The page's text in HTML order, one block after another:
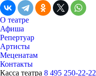
О театре
Афиша
Репертуар
Артисты
Меценатам
Контакты
Касса театра 8 495 250-22-22